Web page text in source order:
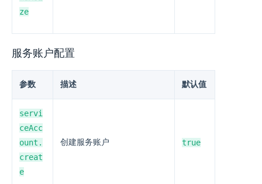
ze
服务账户配置
参数 描述 默认值
servi
ceAcc
ount.
creat
e
创建服务账户 true